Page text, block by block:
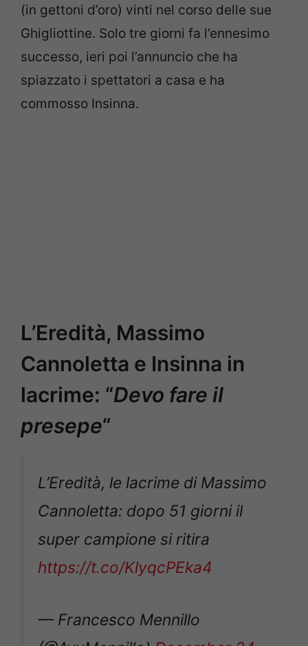
(in gettoni d’oro) vinti nel corso delle sue
Ghigliottine. Solo tre giorni fa l’ennesimo
successo, ieri poi l’annuncio che ha
spiazzato i spettatori a casa e ha
commosso Insinna.
L’Eredità, Massimo
Cannoletta e Insinna in
lacrime: “Devo fare il
presepe“
L’Eredità, le lacrime di Massimo
Cannoletta: dopo 51 giorni il
super campione si ritira
https://t.co/KlyqcPEka4
— Francesco Mennillo